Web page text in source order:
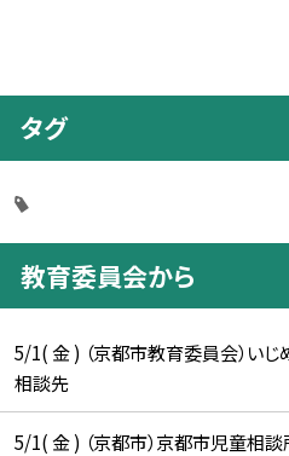
タグ
教育委員会から
5/1( 金 ) （京都市教育委員会）い
相談先
5/1( 金 ) （京都市）京都市児童相